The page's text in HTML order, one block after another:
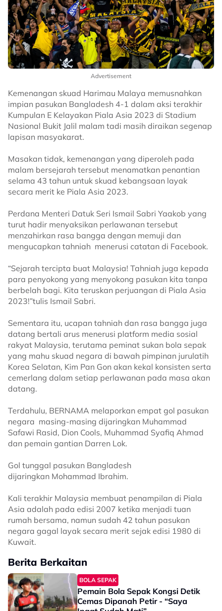
Advertisement
Kemenangan skuad Harimau Malaya memusnahkan
impian pasukan Bangladesh 4-1 dalam aksi terakhir
Kumpulan E Kelayakan Piala Asia 2023 di Stadium
Nasional Bukit Jalil malam tadi masih diraikan segenap
lapisan masyakarat.
Masakan tidak, kemenangan yang diperoleh pada
malam bersejarah tersebut menamatkan penantian
selama 43 tahun untuk skuad kebangsaan layak
secara merit ke Piala Asia 2023.
Perdana Menteri Datuk Seri Ismail Sabri Yaakob yang
turut hadir menyaksikan perlawanan tersebut
menzahirkan rasa bangga dengan memuji dan
mengucapkan tahniah menerusi catatan di Facebook.
“Sejarah tercipta buat Malaysia! Tahniah juga kepada
para penyokong yang menyokong pasukan kita tanpa
berbelah bagi. Kita teruskan perjuangan di Piala Asia
2023!”tulis Ismail Sabri.
Sementara itu, ucapan tahniah dan rasa bangga juga
datang bertali arus menerusi platform media sosial
rakyat Malaysia, terutama peminat sukan bola sepak
yang mahu skuad negara di bawah pimpinan jurulatih
Korea Selatan, Kim Pan Gon akan kekal konsisten serta
cemerlang dalam setiap perlawanan pada masa akan
datang.
Terdahulu, BERNAMA melaporkan empat gol pasukan
negara masing-masing dijaringkan Muhammad
Safawi Rasid, Dion Cools, Muhammad Syafiq Ahmad
dan pemain gantian Darren Lok.
Gol tunggal pasukan Bangladesh
dijaringkan Mohammad Ibrahim.
Kali terakhir Malaysia membuat penampilan di Piala
Asia adalah pada edisi 2007 ketika menjadi tuan
rumah bersama, namun sudah 42 tahun pasukan
negara gagal layak secara merit sejak edisi 1980 di
Kuwait.
Berita Berkaitan
BOLA SEPAK
Pemain Bola Sepak Kongsi Detik
Cemas Dipanah Petir - “Saya